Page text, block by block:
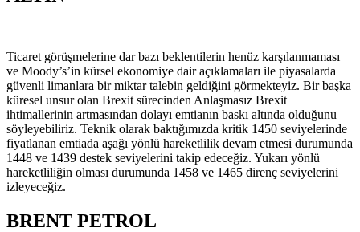
Ticaret görüşmelerine dar bazı beklentilerin henüz karşılanmaması
ve Moody’s’in kürsel ekonomiye dair açıklamaları ile piyasalarda
güvenli limanlara bir miktar talebin geldiğini görmekteyiz. Bir başka
küresel unsur olan Brexit sürecinden Anlaşmasız Brexit
ihtimallerinin artmasından dolayı emtianın baskı altında olduğunu
söyleyebiliriz. Teknik olarak baktığımızda kritik 1450 seviyelerinde
fiyatlanan emtiada aşağı yönlü hareketlilik devam etmesi durumunda
1448 ve 1439 destek seviyelerini takip edeceğiz. Yukarı yönlü
hareketliliğin olması durumunda 1458 ve 1465 direnç seviyelerini
izleyeceğiz.
BRENT PETROL